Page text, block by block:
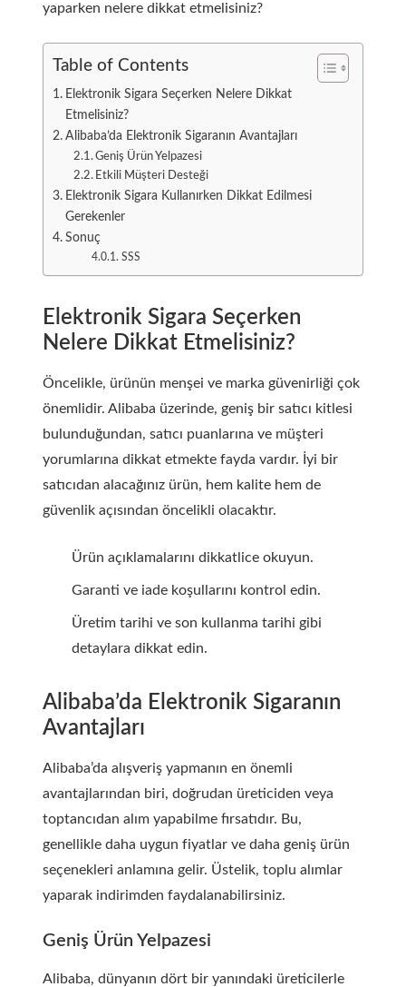
yaparken nelere dikkat etmelisiniz?
Table of Contents
Elektronik Sigara Seçerken Nelere Dikkat
Etmelisiniz?
Alibaba’da Elektronik Sigaranın Avantajları
Geniş Ürün Yelpazesi
Etkili Müşteri Desteği
Elektronik Sigara Kullanırken Dikkat Edilmesi
Gerekenler
Sonuç
SSS
Elektronik Sigara Seçerken
Nelere Dikkat Etmelisiniz?
Öncelikle, ürünün menşei ve marka güvenirliği çok
önemlidir. Alibaba üzerinde, geniş bir satıcı kitlesi
bulunduğundan, satıcı puanlarına ve müşteri
yorumlarına dikkat etmekte fayda vardır. İyi bir
satıcıdan alacağınız ürün, hem kalite hem de
güvenlik açısından öncelikli olacaktır.
Ürün açıklamalarını dikkatlice okuyun.
Garanti ve iade koşullarını kontrol edin.
Üretim tarihi ve son kullanma tarihi gibi
detaylara dikkat edin.
Alibaba’da Elektronik Sigaranın
Avantajları
Alibaba’da alışveriş yapmanın en önemli
avantajlarından biri, doğrudan üreticiden veya
toptancıdan alım yapabilme fırsatıdır. Bu,
genellikle daha uygun fiyatlar ve daha geniş ürün
seçenekleri anlamına gelir. Üstelik, toplu alımlar
yaparak indirimden faydalanabilirsiniz.
Geniş Ürün Yelpazesi
Alibaba, dünyanın dört bir yanındaki üreticilerle